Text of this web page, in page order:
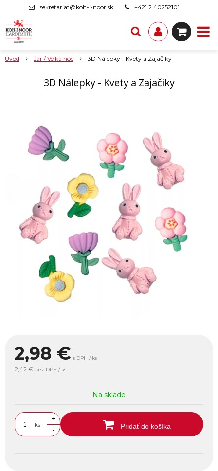
sekretariat@koh-i-noor.sk +421 2 40252101
Úvod Jar / Veľká noc 3D Nálepky - Kvety a Zajačiky
3D Nálepky - Kvety a Zajačiky
2,98 € s DPH / ks
2,42 € bez DPH / ks
Na sklade
ks
+
-
Pridať do košíka